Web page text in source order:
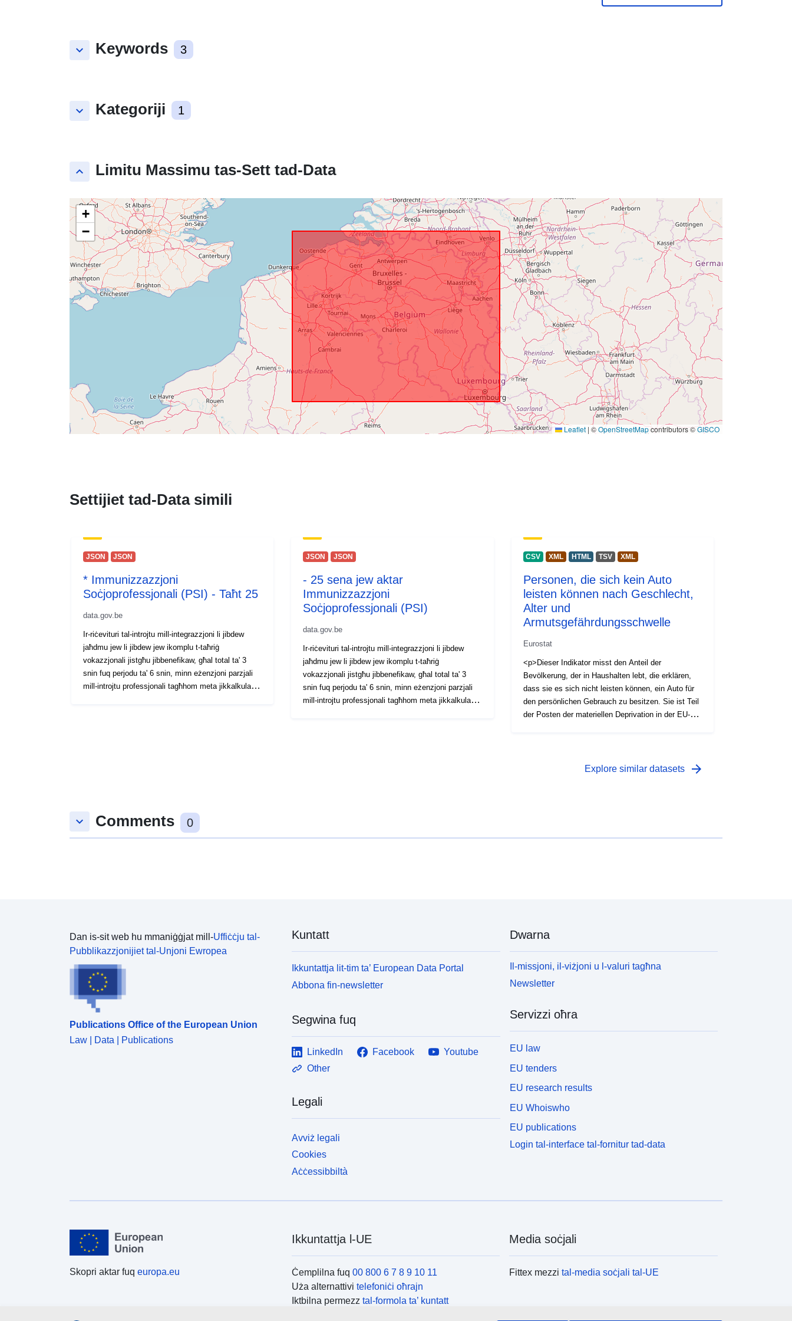
keyboard_arrow_down Keywords 3
keyboard_arrow_down Kategoriji 1
keyboard_arrow_up Limitu Massimu tas-Sett tad-Data
+
−
Leaflet | ©OpenStreetMapcontributors ©GISCO
Perjodiċità tad-
Dovuti:
monthly
Kopertura
temporali:
01 January 2007 - 28 March 2026
Settijiet tad-Data simili
JSON JSON
* Immunizzazzjoni
Soċjoprofessjonali (PSI) - Taħt 25
data.gov.be
Ir-riċevituri tal-introjtu mill-integrazzjoni li jibdew
jaħdmu jew li jibdew jew ikomplu t-taħriġ
vokazzjonali jistgħu jibbenefikaw, għal total ta' 3
snin fuq perjodu ta' 6 snin, minn eżenzjoni parzjali
mill-introjtu professjonali tagħhom meta jikkalkulaw
JSON JSON
- 25 sena jew aktar
Immunizzazzjoni
Soċjoprofessjonali (PSI)
data.gov.be
Ir-riċevituri tal-introjtu mill-integrazzjoni li jibdew
jaħdmu jew li jibdew jew ikomplu t-taħriġ
vokazzjonali jistgħu jibbenefikaw, għal total ta' 3
snin fuq perjodu ta' 6 snin, minn eżenzjoni parzjali
mill-introjtu professjonali tagħhom meta jikkalkulaw
CSV XML HTML TSV XML
Personen, die sich kein Auto
leisten können nach Geschlecht,
Alter und
Armutsgefährdungsschwelle
Eurostat
<p>Dieser Indikator misst den Anteil der
Bevölkerung, der in Haushalten lebt, die erklären,
dass sie es sich nicht leisten können, ein Auto für
den persönlichen Gebrauch zu besitzen. Sie ist Teil
der Posten der materiellen Deprivation in der EU-
Explore similar datasets arrow_forward
keyboard_arrow_down Comments 0
Dan is-sit web hu mmaniġġjat mill-Uffiċċju tal-
Pubblikazzjonijiet tal-Unjoni Ewropea
Publications Office of the European Union
Law | Data | Publications
Kuntatt
Ikkuntattja lit-tim ta’ European Data Portal
Abbona fin-newsletter
Segwina fuq
LinkedIn Facebook
Youtube
Other
Legali
Avviż legali
Cookies
Aċċessibbiltà
Dwarna
Il-missjoni, il-viżjoni u l-valuri tagħna
Newsletter
Servizzi oħra
EU law
EU tenders
EU research results
EU Whoiswho
EU publications
Login tal-interface tal-fornitur tad-data
Skopri aktar fuq europa.eu
Ikkuntattja l-UE
Ċemplilna fuq 00 800 6 7 8 9 10 11
Uża alternattivi telefoniċi oħrajn
Iktbilna permezz tal-formola ta’ kuntatt
Media soċjali
Fittex mezzital-media soċjali tal-UE